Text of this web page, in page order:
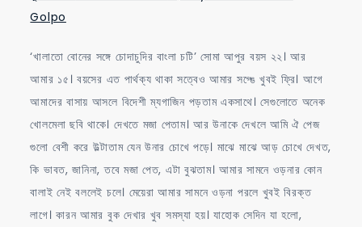
Golpo
‘খালাতো বোনের সঙ্গে চোদাচুদির বাংলা চটি’ সোমা আপুর বয়স ২২। আর
আমার ১৫। বয়সের এত পার্থক্য থাকা সত্বেও আমার সগ্ঙে খুবই ফ্রি। আগে
আমাদের বাসায় আসলে বিদেশী ম্যগাজিন পড়তাম একসাথে। সেগুলোতে অনেক
খোলমেলা ছবি থাকে। দেখতে মজা পেতাম। আর উনাকে দেখলে আমি ঐ পেজ
গুলো বেশী করে উল্টাতাম যেন উনার চোখে পড়ে। মাঝে মাঝে আড় চোখে দেখত,
কি ভাবত, জানিনা, তবে মজা পেত, এটা বুঝতাম। আমার সামনে ওড়নার কোন
বালাই নেই বললেই চলে। মেয়েরা আমার সামনে ওড়না পরলে খুবই বিরক্ত
লাগে। কারন আমার বুক দেখার খুব সমস্যা হয়। যাহোক সেদিন যা হলো,